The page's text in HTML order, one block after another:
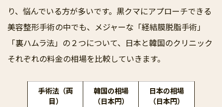
り、悩んでいる方が多いです。黒クマにアプローチできる
美容整形手術の中でも、メジャーな「経結膜脱脂手術」
「裏ハムラ法」の２つについて、日本と韓国のクリニック
それぞれの料金の相場を比較していきます。
手術法（両
目）
韓国の相場
（日本円）
日本の相場
（日本円）